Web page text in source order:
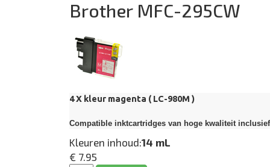
Brother MFC-295CW
4 X kleur magenta ( LC-980M )
Compatible inktcartridges van hoge kwaliteit
Kleuren inhoud:14 mL
€ 7.95